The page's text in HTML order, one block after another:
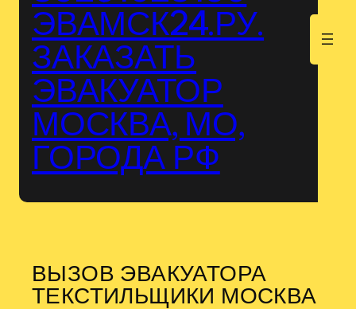
ЭВАМСК24.РУ.
ЗАКАЗАТЬ
ЭВАКУАТОР
МОСКВА, МО,
ГОРОДА РФ
ВЫЗОВ ЭВАКУАТОРА
ТЕКСТИЛЬЩИКИ МОСКВА